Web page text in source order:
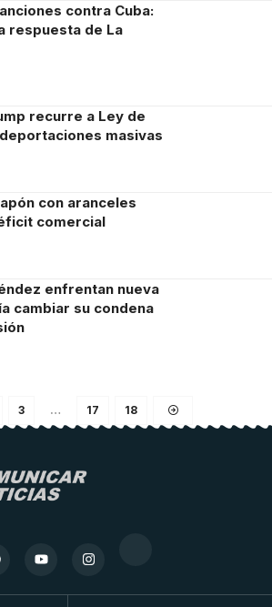
contra Cuba:
respuesta de La
recurre a Ley de
masivas
con aranceles
comercial
enfrentan nueva
cambiar su condena
3 … 17 18